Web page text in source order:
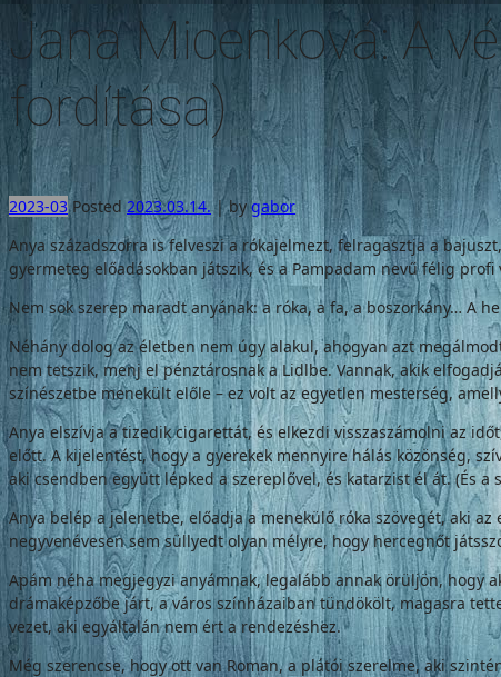
Jana Micenková: A
fordítása)
2023-03Posted2023.03.14. |bygabor
Anya századszorra is felveszi a rókajelmezt, felragasztja a
gyermeteg előadásokban játszik, és a Pampadam nevű félig
Nem sok szerep maradt anyának: a róka, a fa, a boszorkány… A
Néhány dolog az életben nem úgy alakul, ahogyan azt
nem tetszik, menj el pénztárosnak a Lidlbe. Vannak, akik
színészetbe menekült előle – ez volt az egyetlen mesterség,
Anya elszívja a tizedik cigarettát, és elkezdi visszaszámolni az
előtt. A kijelentést, hogy a gyerekek mennyire hálás közönség,
aki csendben együtt lépked a szereplővel, és katarzist él át. (És
Anya belép a jelenetbe, előadja a menekülő róka szövegét, aki
negyvenévesen sem süllyedt olyan mélyre, hogy hercegnőt
Apám néha megjegyzi anyámnak, legalább annak örüljön, hogy
drámaképzőbe járt, a város színházaiban tündökölt, magasra
vezet, aki egyáltalán nem ért a rendezéshez.
Még szerencse, hogy ott van Roman, a plátói szerelme, aki